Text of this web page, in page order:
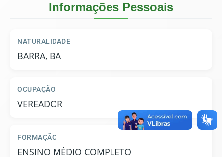
Informações Pessoais
NATURALIDADE
BARRA, BA
OCUPAÇÃO
VEREADOR
FORMAÇÃO
ENSINO MÉDIO COMPLETO